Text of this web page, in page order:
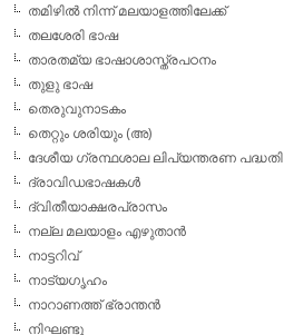
തമിഴില്‍ നിന്ന് മലയാളത്തിലേക്ക്
തലശേരി ഭാഷ
താരതമ്യ ഭാഷാശാസ്ത്രപഠനം
തുളു ഭാഷ
തെരുവുനാടകം
തെറ്റും ശരിയും (അ)
ദേശീയ ഗ്രന്ഥശാല ലിപ്യന്തരണ പദ്ധതി
ദ്രാവിഡഭാഷകള്‍
ദ്വിതീയാക്ഷരപ്രാസം
നല്ല മലയാളം എഴുതാന്‍
നാട്ടറിവ്
നാട്യഗൃഹം
നാറാണത്ത് ഭ്രാന്തന്‍
നിഘണ്ടു